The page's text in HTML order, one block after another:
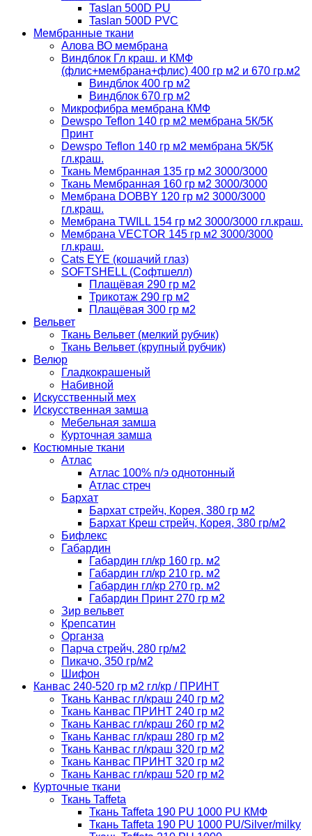
Taslan 500D PU
Taslan 500D PVC
Мембранные ткани
Алова ВО мембрана
Виндблок Гл краш. и КМФ
(флис+мембрана+флис) 400 гр м2 и 670 гр.м2
Виндблок 400 гр м2
Виндблок 670 гр м2
Микрофибра мембрана КМФ
Dewspo Teflon 140 гр м2 мембрана 5К/5К
Принт
Dewspo Teflon 140 гр м2 мембрана 5К/5К
гл.краш.
Ткань Мембранная 135 гр м2 3000/3000
Ткань Мембранная 160 гр м2 3000/3000
Мембрана DOBBY 120 гр м2 3000/3000
гл.краш.
Мембрана TWILL 154 гр м2 3000/3000 гл.краш.
Мембрана VECTOR 145 гр м2 3000/3000
гл.краш.
Cats EYE (кошачий глаз)
SOFTSHELL (Софтшелл)
Плащёвая 290 гр м2
Трикотаж 290 гр м2
Плащёвая 300 гр м2
Вельвет
Ткань Вельвет (мелкий рубчик)
Ткань Вельвет (крупный рубчик)
Велюр
Гладкокрашеный
Набивной
Искусственный мех
Искусственная замша
Мебельная замша
Курточная замша
Костюмные ткани
Атлас
Атлас 100% п/э однотонный
Атлас стреч
Бархат
Бархат стрейч, Корея, 380 гр м2
Бархат Креш стрейч, Корея, 380 гр/м2
Бифлекс
Габардин
Габардин гл/кр 160 гр. м2
Габардин гл/кр 210 гр. м2
Габардин гл/кр 270 гр. м2
Габардин Принт 270 гр м2
Зир вельвет
Крепсатин
Органза
Парча стрейч, 280 гр/м2
Пикачо, 350 гр/м2
Шифон
Канвас 240-520 гр м2 гл/кр / ПРИНТ
Ткань Канвас гл/краш 240 гр м2
Ткань Канвас ПРИНТ 240 гр м2
Ткань Канвас гл/краш 260 гр м2
Ткань Канвас гл/краш 280 гр м2
Ткань Канвас гл/краш 320 гр м2
Ткань Канвас ПРИНТ 320 гр м2
Ткань Канвас гл/краш 520 гр м2
Курточные ткани
Ткань Taffeta
Ткань Taffeta 190 PU 1000 PU КМФ
Ткань Taffeta 190 PU 1000 PU/Silver/milky